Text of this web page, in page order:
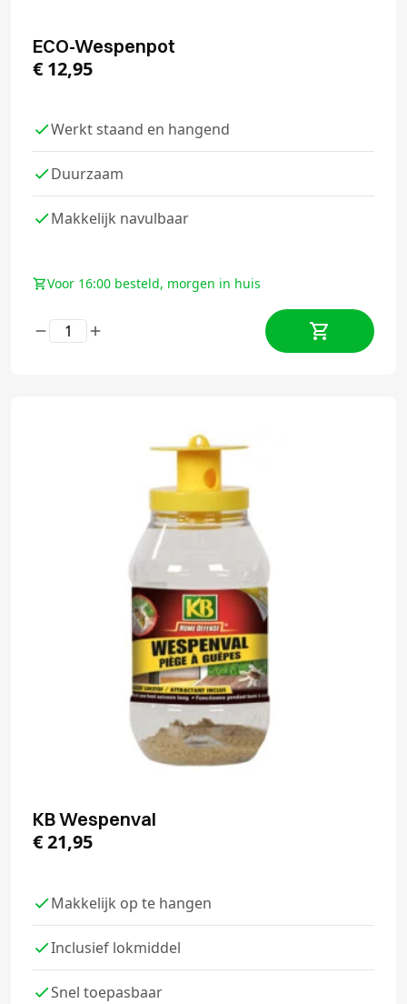
ECO-Wespenpot
€ 12,95
Werkt staand en hangend
Duurzaam
Makkelijk navulbaar
Voor 16:00 besteld, morgen in huis
KB Wespenval
€21,95
Makkelijk op te hangen
Inclusief lokmiddel
Snel toepasbaar